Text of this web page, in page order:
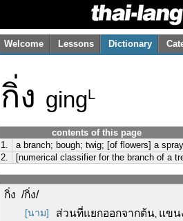
Welcome Lessons Dictionary
กิ่ง gingL
contents of this page
1.
a branch; bough; twig; [of flowers] a spray
2.
[numerical classifier for the branch of a
กิ่ง /กิ่ง/
[นาม] ส่วนที่แยกออกจากต้น, แขน